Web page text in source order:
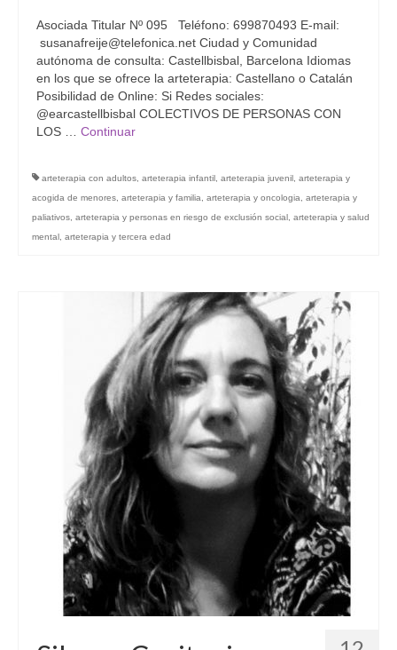
Asociada Titular Nº 095 Teléfono: 699870493 E-mail:
susanafreije@telefonica.net Ciudad y Comunidad
autónoma de consulta: Castellbisbal, Barcelona Idiomas
en los que se ofrece la arteterapia: Castellano o Catalán
Posibilidad de Online: Si Redes sociales:
@earcastellbisbal COLECTIVOS DE PERSONAS CON
LOS … Continuar
arteterapia con adultos arteterapia infantil arteterapia juvenil arteterapia y
acogida de menores arteterapia y familia arteterapia y oncologia
arteterapia y
paliativos arteterapia y personas en riesgo de exclusión social arteterapia y salud
mental arteterapia y tercera edad